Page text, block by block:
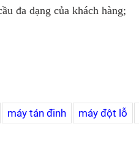
đa dạng của khách hàng;
máy tán đinh máy đột lỗ